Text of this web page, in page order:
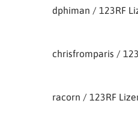
dphiman / 123RF
chrisfromparis /
racorn / 123RF